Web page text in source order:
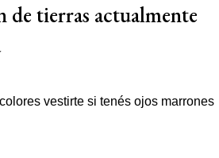
de tierras actualmente